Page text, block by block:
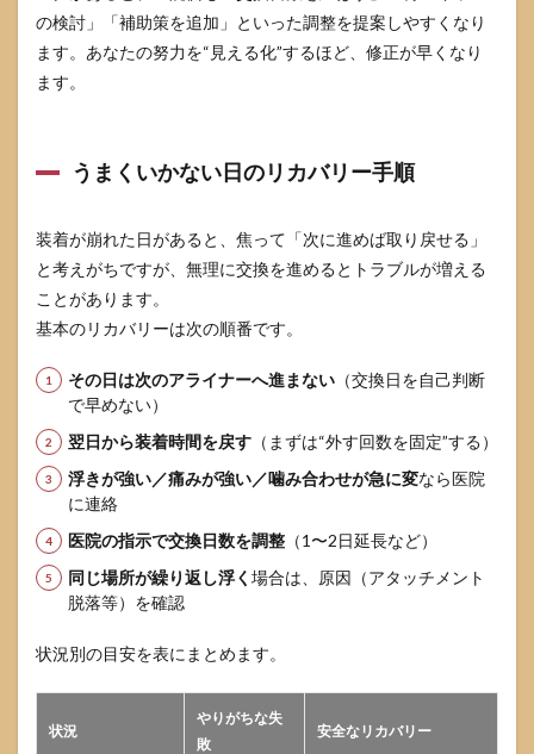
の検討」「補助策を追加」といった調整を提案しやすくなり
ます。あなたの努力を“見える化”するほど、修正が早くなり
ます。
うまくいかない日のリカバリー手順
装着が崩れた日があると、焦って「次に進めば取り戻せる」
と考えがちですが、無理に交換を進めるとトラブルが増える
ことがあります。
基本のリカバリーは次の順番です。
その日は次のアライナーへ進まない （交換日を自己判断
で早めない）
翌日から装着時間を戻す （まずは“外す回数を固定”する）
浮きが強い／痛みが強い／噛み合わせが急に変なら医院
に連絡
医院の指示で交換日数を調整 （1〜2日延長など）
同じ場所が繰り返し浮く 場合は、原因（アタッチメント
脱落等）を確認
状況別の目安を表にまとめます。
状況
やりがちな失
敗
安全なリカバリー